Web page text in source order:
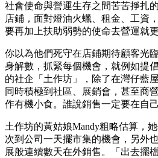
社會使命與營運生存之間苦苦掙扎
店鋪，面對燈油火蠟、租金、工資
要再加上扶助弱勢的使命去營運就
你以為他們死守在店鋪期待顧客光
身解數，抓緊每個機會，就例如提
的社企「土作坊」，除了在灣仔藍
同時積極到社區、展銷會，甚至商
作有機小食。誰說銷售一定要在自
土作坊的黃姑娘Mandy粗略估算，
次到公司一天擺市集的機會，另外
展般連續數天在外銷售。「出去擺